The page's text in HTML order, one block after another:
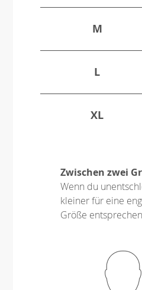
M
L
XL
Zwischen zwei
Wenn du
kleiner für eine
Größe